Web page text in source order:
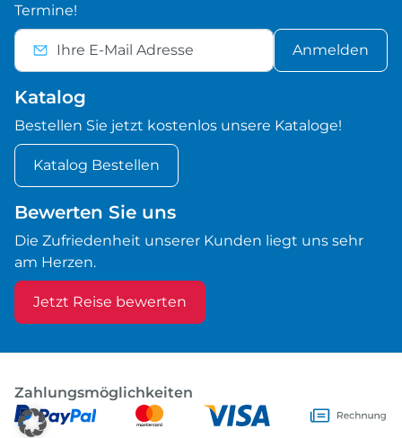
Termine!
Anmelden
Katalog
Bestellen Sie jetzt kostenlos unsere Kataloge!
Katalog Bestellen
Bewerten Sie uns
Die Zufriedenheit unserer Kunden liegt uns sehr
am Herzen.
Jetzt Reise bewerten
Zahlungsmöglichkeiten